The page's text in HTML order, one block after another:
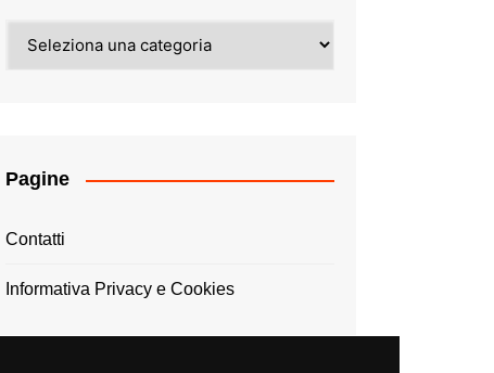
Pagine
Contatti
Informativa Privacy e Cookies